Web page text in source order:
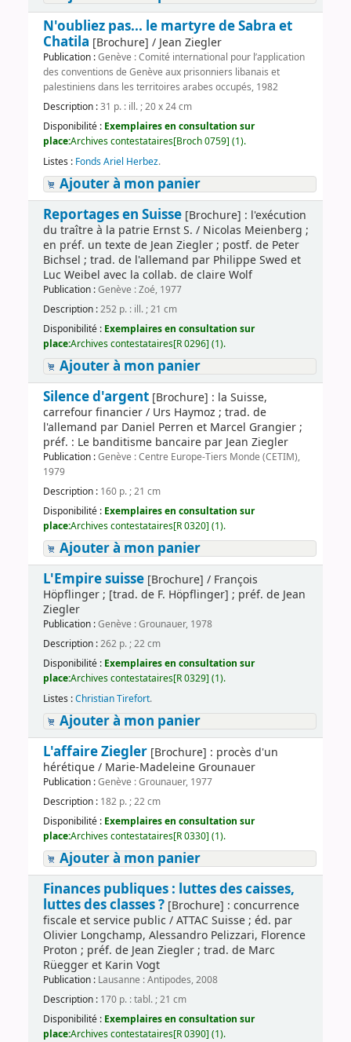
N'oubliez pas... le martyre de Sabra et
Chatila [Brochure] / Jean Ziegler
Publication :Genève : Comité international pour l’application
des conventions de Genève aux prisonniers libanais et
palestiniens dans les territoires arabes occupés, 1982
Description :31 p. : ill. ; 20 x 24 cm
Disponibilité : Exemplaires en consultation sur
place:Archives contestataires[Broch 0759] (1).
Listes : Fonds Ariel Herbez.
Ajouter à mon panier
Reportages en Suisse[Brochure] : l'exécution
du traître à la patrie Ernst S. / Nicolas Meienberg ;
en préf. un texte de Jean Ziegler ; postf. de Peter
Bichsel ; trad. de l'allemand par Philippe Swed et
Luc Weibel avec la collab. de claire Wolf
Publication :Genève : Zoé, 1977
Description :252 p. : ill. ; 21 cm
Disponibilité : Exemplaires en consultation sur
place:Archives contestataires[R 0296] (1).
Ajouter à mon panier
Silence d'argent[Brochure] : la Suisse,
carrefour financier / Urs Haymoz ; trad. de
l'allemand par Daniel Perren et Marcel Grangier ;
préf. : Le banditisme bancaire par Jean Ziegler
Publication :Genève : Centre Europe-Tiers Monde (CETIM),
1979
Description : 160 p. ; 21 cm
Disponibilité : Exemplaires en consultation sur
place:Archives contestataires[R 0320] (1).
Ajouter à mon panier
L'Empire suisse[Brochure] / François
Höpflinger ; [trad. de F. Höpflinger] ; préf. de Jean
Ziegler
Publication :Genève : Grounauer, 1978
Description :262 p. ; 22 cm
Disponibilité : Exemplaires en consultation sur
place:Archives contestataires[R 0329] (1).
Listes :Christian Tirefort.
Ajouter à mon panier
L'affaire Ziegler[Brochure] : procès d'un
hérétique / Marie-Madeleine Grounauer
Publication :Genève : Grounauer, 1977
Description : 182 p. ; 22 cm
Disponibilité : Exemplaires en consultation sur
place:Archives contestataires[R 0330] (1).
Ajouter à mon panier
Finances publiques : luttes des caisses,
luttes des classes ?[Brochure] : concurrence
fiscale et service public / ATTAC Suisse ; éd. par
Olivier Longchamp, Alessandro Pelizzari, Florence
Proton ; préf. de Jean Ziegler ; trad. de Marc
Rüegger et Karin Vogt
Publication : Lausanne : Antipodes, 2008
Description : 170 p. : tabl. ; 21 cm
Disponibilité : Exemplaires en consultation sur
place:Archives contestataires[R 0390] (1).